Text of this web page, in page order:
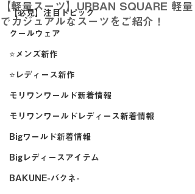
【必見】注目トピック
クールウェア
⭐メンズ新作
⭐レディース新作
モリワンワールド新着情報
モリワンワールドレディース新着情報
Bigワールド新着情報
Bigレディースアイテム
BAKUNE-バクネ-
【軽量スーツ】URBAN SQUARE 軽量
でカジュアルなスーツをご紹介！